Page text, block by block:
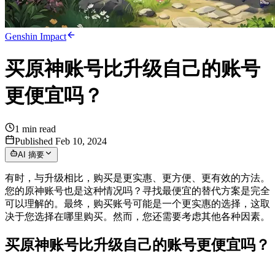
Genshin Impact
买原神账号比升级自己的账号
更便宜吗？
1 min read
Published Feb 10, 2024
AI 摘要
有时，与升级相比，购买是更实惠、更方便、更有效的方法。
您的原神账号也是这种情况吗？寻找最便宜的替代方案是完全
可以理解的。最终，购买账号可能是一个更实惠的选择，这取
决于您选择在哪里购买。然而，您还需要考虑其他各种因素。
买原神账号比升级自己的账号更便宜吗？